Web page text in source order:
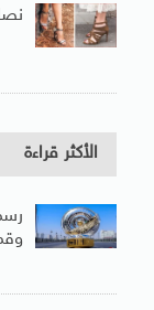
الأكثر قراءة